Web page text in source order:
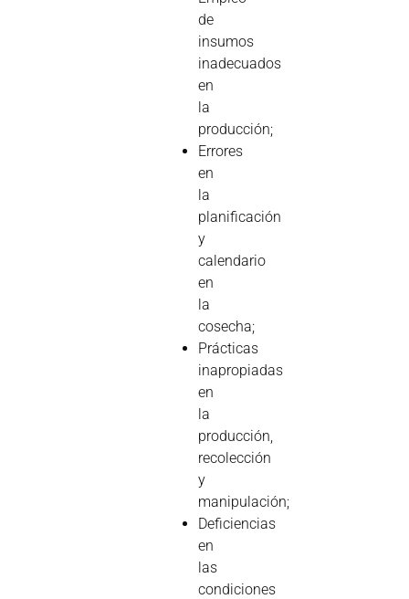
de
insumos
inadecuados
en
la
producción;
Errores
en
la
planificación
y
calendario
en
la
cosecha;
Prácticas
inapropiadas
en
la
producción,
recolección
y
manipulación;
Deficiencias
en
las
condiciones